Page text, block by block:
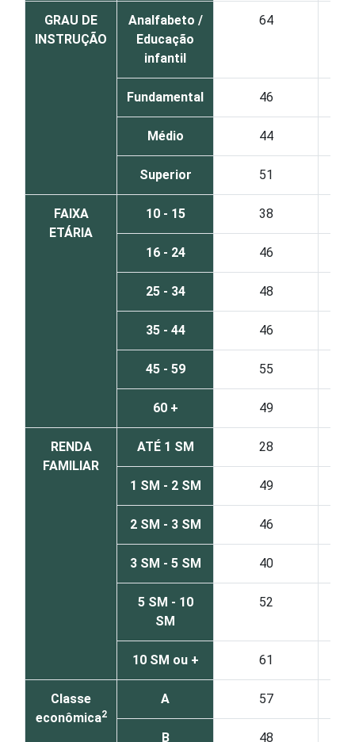
GRAU DE
INSTRUÇÃO
Analfabeto /
Educação
infantil
64
Fundamental 46
Médio 44
Superior 51
FAIXA
ETÁRIA
10 - 15 38
16 - 24 46
25 - 34 48
35 - 44 46
45 - 59 55
60 + 49
RENDA
FAMILIAR
ATÉ 1 SM 28
1 SM - 2 SM 49
2 SM - 3 SM 46
3 SM - 5 SM 40
5 SM - 10
SM
52
10 SM ou + 61
Classe
econômica2
A 57
B 48